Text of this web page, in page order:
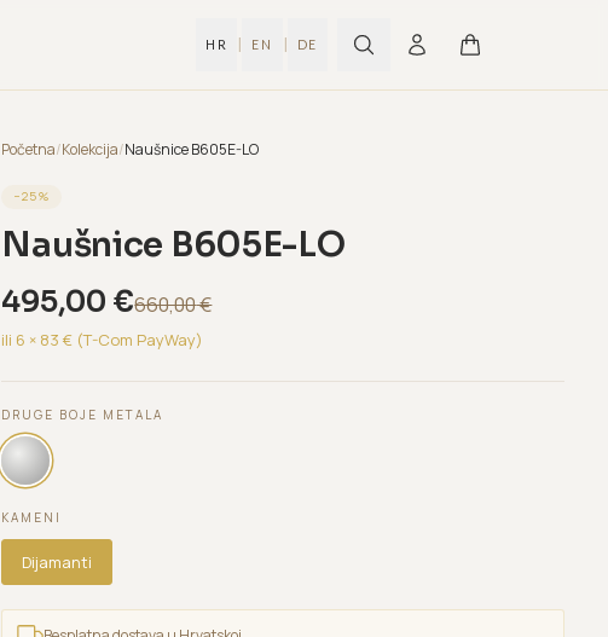
HR | EN | DE
Početna/Kolekcija/Naušnice B605E-LO
−25%
Naušnice B605E-LO
495,00 €660,00€
ili 6 × 83 € (T-Com PayWay)
DRUGE BOJE METALA
KAMENI
Dijamanti